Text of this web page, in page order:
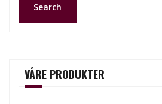
Search
VÅRE PRODUKTER